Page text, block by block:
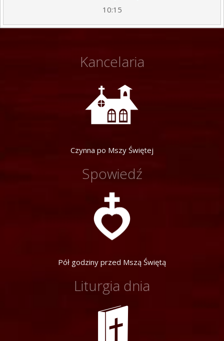
10:15
Kancelaria
Czynna po Mszy Świętej
Spowiedź
Pół godziny przed Mszą Świętą
Liturgia dnia